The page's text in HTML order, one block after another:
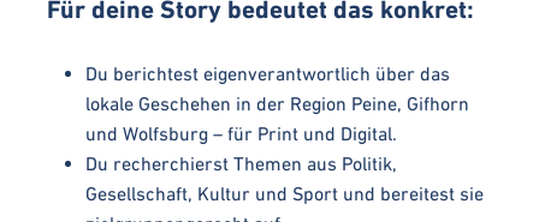
Für deine Story bedeutet das konkret:
Du berichtest eigenverantwortlich über das
lokale Geschehen in der Region Peine, Gifhorn
und Wolfsburg – für Print und Digital.
Du recherchierst Themen aus Politik,
Gesellschaft, Kultur und Sport und bereitest sie